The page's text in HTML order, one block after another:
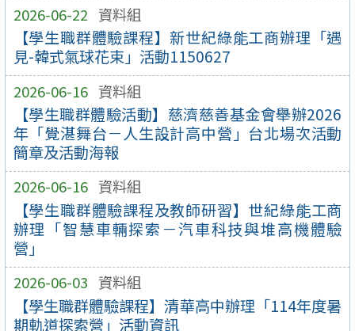
2026-06-22 資料組
【學生職群體驗課程】新世紀綠能工商辦理「遇
見-韓式氣球花束」活動1150627
2026-06-16 資料組
【學生職群體驗活動】慈濟慈善基金會舉辦2026
年「覺湛舞台－人生設計高中營」台北場次活動
簡章及活動海報
2026-06-16 資料組
【學生職群體驗課程及教師研習】世紀綠能工商
辦理「智慧車輛探索－汽車科技與堆高機體驗
營」
2026-06-03 資料組
【學生職群體驗課程】清華高中辦理「114年度暑
期軌道探索營」活動資訊